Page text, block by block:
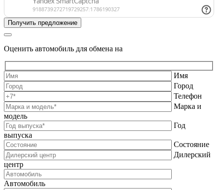
Оценить автомобиль для обмена на
Имя
Город
Телефон
Марка и
модель
Год
выпуска
Состояние
Дилерский
центр
Автомобиль